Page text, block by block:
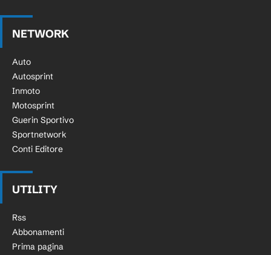
NETWORK
Auto
Autosprint
Inmoto
Motosprint
Guerin Sportivo
Sportnetwork
Conti Editore
UTILITY
Rss
Abbonamenti
Prima pagina